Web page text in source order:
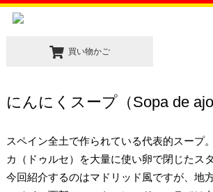
買い物かご
にんにくスープ（Sopa de ajo
スペイン全土で作られている代表的スープ
カ（ドゥルセ）を大量に使い卵で閉じたス
今回紹介するのはマドリッド風ですが、地